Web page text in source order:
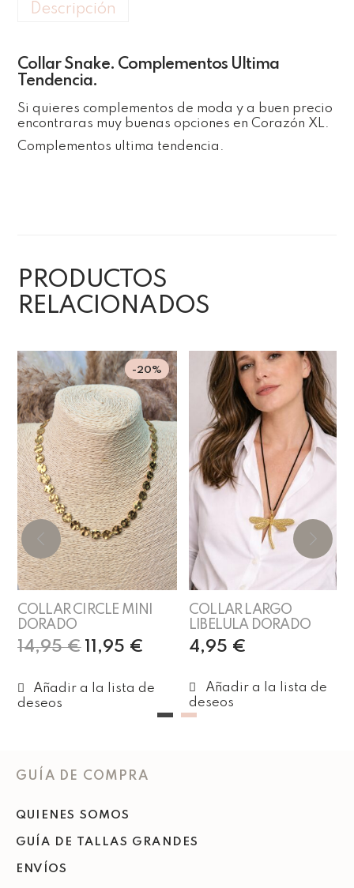
Descripción
Collar Snake. Complementos Ultima
Tendencia.
Si quieres complementos de moda y a buen precio
encontraras muy buenas opciones en Corazón XL.
Complementos ultima tendencia.
PRODUCTOS
RELACIONADOS
-20%
COLLAR CIRCLE MINI
DORADO
14,95€ 11,95 €
COLLAR LARGO
LIBELULA DORADO
4,95 €
GUÍA DE COMPRA
QUIENES SOMOS
GUÍA DE TALLAS GRANDES
ENVÍOS